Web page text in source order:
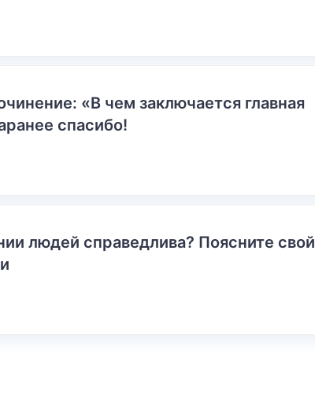
«В чем заключается главная
спасибо!
людей справедлива? Поясните свой